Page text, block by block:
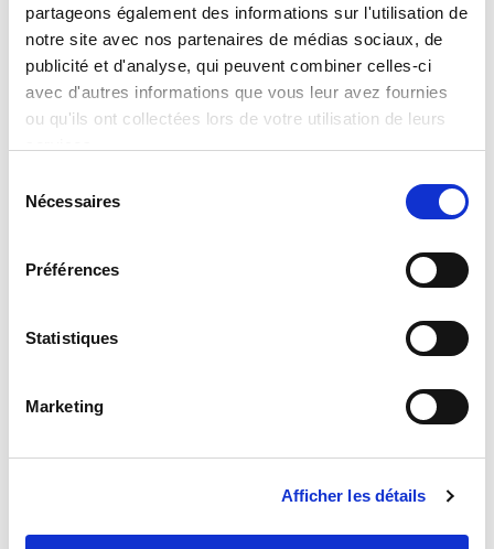
partageons également des informations sur l'utilisation de
notre site avec nos partenaires de médias sociaux, de
publicité et d'analyse, qui peuvent combiner celles-ci
avec d'autres informations que vous leur avez fournies
ou qu'ils ont collectées lors de votre utilisation de leurs
Nécessaires
Préférences
Statistiques
Marketing
Afficher les détails
Lire la suite
Lire la suite
Ex-Directeur Futur du Travail
Chercheur, Membre du GIEC,
géopolitique de
l’environnement